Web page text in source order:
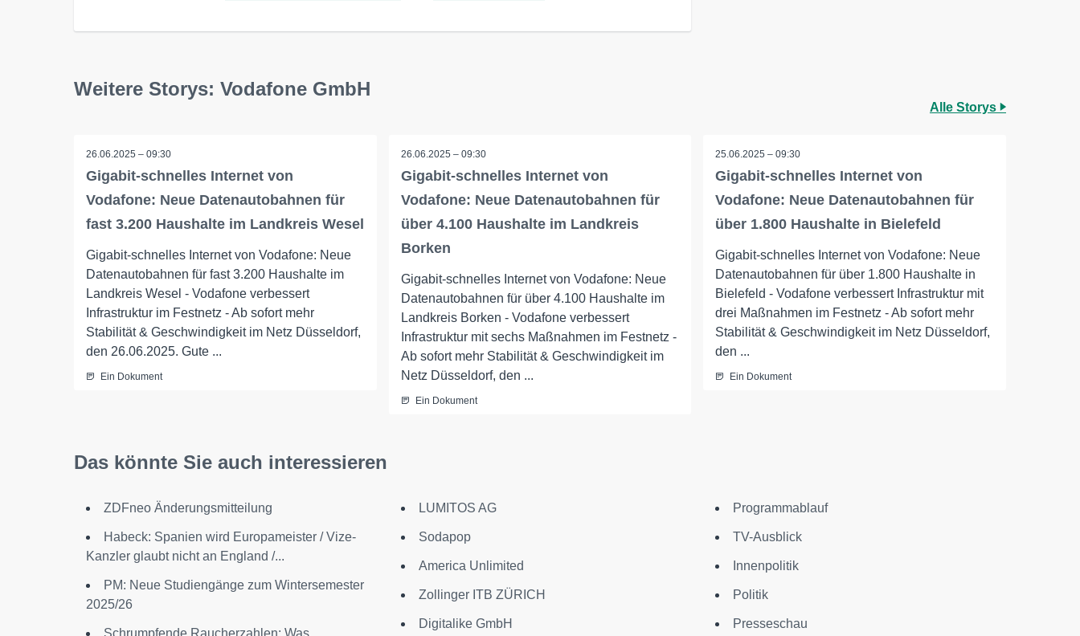
Weitere Storys: Vodafone GmbH
Alle Storys
26.06.2025 – 09:30
Gigabit-schnelles Internet von
Vodafone: Neue Datenautobahnen für
fast 3.200 Haushalte im Landkreis Wesel
Gigabit-schnelles Internet von Vodafone: Neue
Datenautobahnen für fast 3.200 Haushalte im
Landkreis Wesel - Vodafone verbessert
Infrastruktur im Festnetz - Ab sofort mehr
Stabilität & Geschwindigkeit im Netz Düsseldorf,
den 26.06.2025. Gute ...
Ein Dokument
26.06.2025 – 09:30
Gigabit-schnelles Internet von
Vodafone: Neue Datenautobahnen für
über 4.100 Haushalte im Landkreis
Borken
Gigabit-schnelles Internet von Vodafone: Neue
Datenautobahnen für über 4.100 Haushalte im
Landkreis Borken - Vodafone verbessert
Infrastruktur mit sechs Maßnahmen im Festnetz -
Ab sofort mehr Stabilität & Geschwindigkeit im
Netz Düsseldorf, den ...
Ein Dokument
25.06.2025 – 09:30
Gigabit-schnelles Internet von
Vodafone: Neue Datenautobahnen für
über 1.800 Haushalte in Bielefeld
Gigabit-schnelles Internet von Vodafone: Neue
Datenautobahnen für über 1.800 Haushalte in
Bielefeld - Vodafone verbessert Infrastruktur mit
drei Maßnahmen im Festnetz - Ab sofort mehr
Stabilität & Geschwindigkeit im Netz Düsseldorf,
den ...
Ein Dokument
Das könnte Sie auch interessieren
ZDFneo Änderungsmitteilung
Habeck: Spanien wird Europameister / Vize-
Kanzler glaubt nicht an England /...
PM: Neue Studiengänge zum Wintersemester
2025/26
Schrumpfende Raucherzahlen: Was
LUMITOS AG
Sodapop
America Unlimited
Zollinger ITB ZÜRICH
Digitalike GmbH
Programmablauf
TV-Ausblick
Innenpolitik
Politik
Presseschau